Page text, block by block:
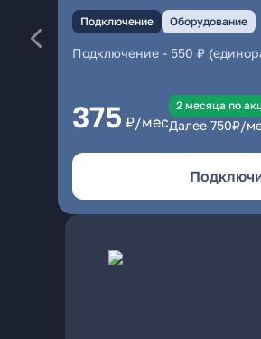
Подключение Оборудование
Подключение - 550 ₽
375 ₽/мес
2 месяцa по
Далее 750₽/